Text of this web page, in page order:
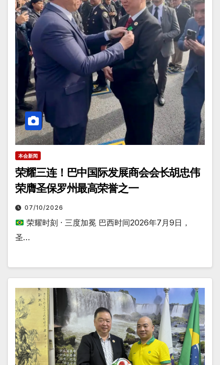
本会新闻
荣耀三连！巴中国际发展商会会长胡忠伟
荣膺圣保罗州最高荣誉之一
07/10/2026
荣耀时刻 · 三度加冕 巴西时间2026年7月9日，
圣…